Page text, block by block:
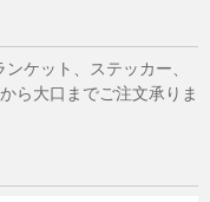
ケット、ステッカー、
ら大口までご注文承りま